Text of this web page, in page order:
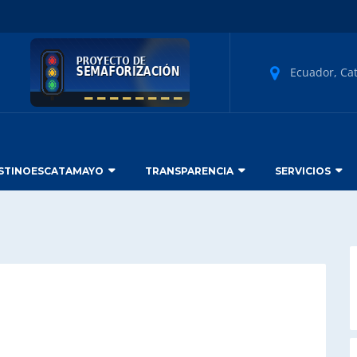
Ecuador,
TRANSPARENCIA SERVICIOS